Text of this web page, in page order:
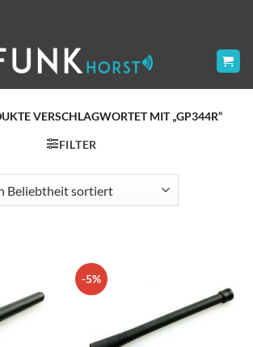
VERSCHLAGWORTET MIT „GP344R“
FILTER
-5%